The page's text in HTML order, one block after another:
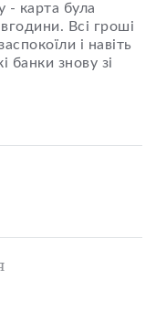
- карта була
Всі гроші
і навіть
банки знову зі